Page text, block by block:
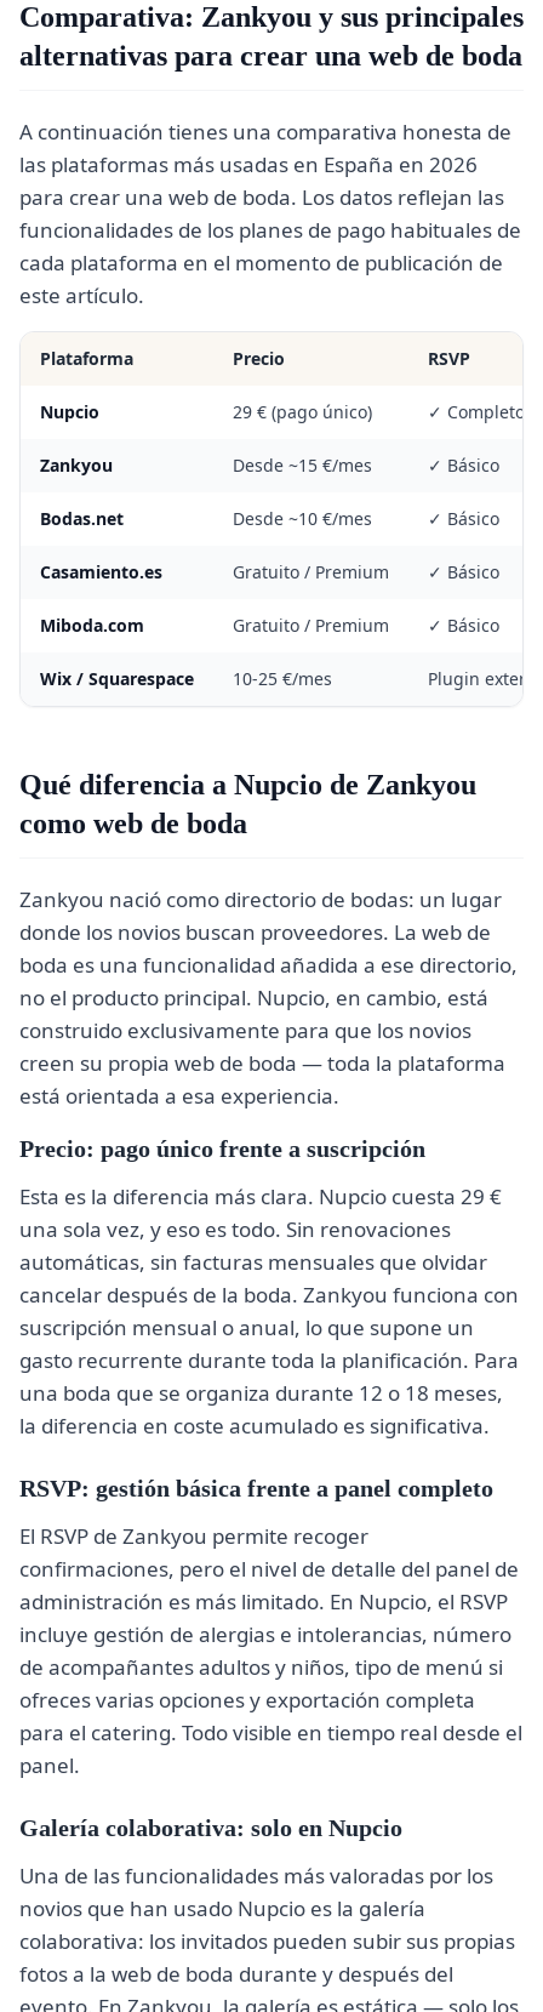
Comparativa: Zankyou y sus principales
alternativas para crear una web de boda
A continuación tienes una comparativa honesta de
las plataformas más usadas en España en 2026
para crear una web de boda. Los datos reflejan las
funcionalidades de los planes de pago habituales de
cada plataforma en el momento de publicación de
este artículo.
Plataforma Precio RSVP
Nupcio 29 € (pago único) ✓ Completo
Zankyou Desde ~15 €/mes ✓ Básico
Bodas.net Desde ~10 €/mes ✓ Básico
Casamiento.es Gratuito / Premium ✓ Básico
Miboda.com Gratuito / Premium ✓ Básico
Wix / Squarespace 10-25 €/mes Plugin
Qué diferencia a Nupcio de Zankyou
como web de boda
Zankyou nació como directorio de bodas: un lugar
donde los novios buscan proveedores. La web de
boda es una funcionalidad añadida a ese directorio,
no el producto principal. Nupcio, en cambio, está
construido exclusivamente para que los novios
creen su propia web de boda — toda la plataforma
está orientada a esa experiencia.
Precio: pago único frente a suscripción
Esta es la diferencia más clara. Nupcio cuesta 29 €
una sola vez, y eso es todo. Sin renovaciones
automáticas, sin facturas mensuales que olvidar
cancelar después de la boda. Zankyou funciona con
suscripción mensual o anual, lo que supone un
gasto recurrente durante toda la planificación. Para
una boda que se organiza durante 12 o 18 meses,
la diferencia en coste acumulado es significativa.
RSVP: gestión básica frente a panel completo
El RSVP de Zankyou permite recoger
confirmaciones, pero el nivel de detalle del panel de
administración es más limitado. En Nupcio, el RSVP
incluye gestión de alergias e intolerancias, número
de acompañantes adultos y niños, tipo de menú si
ofreces varias opciones y exportación completa
para el catering. Todo visible en tiempo real desde el
panel.
Galería colaborativa: solo en Nupcio
Una de las funcionalidades más valoradas por los
novios que han usado Nupcio es la galería
colaborativa: los invitados pueden subir sus propias
fotos a la web de boda durante y después del